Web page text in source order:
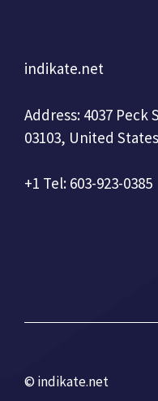
indikate.net
Address: 4037
03103, United States
+1 Tel: 603-923-0385
© indikate.net